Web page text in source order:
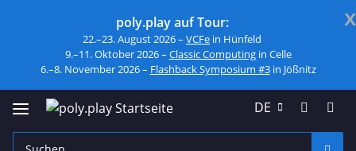
x
poly.play auf Tour:
22.–23. August 2026 – VCFe in Hünfeld
9.–11. Oktober 2026 – Classic Computingin Celle
6.–8. November 2026 – Flashback Symposium #3in Jößnitz
DE